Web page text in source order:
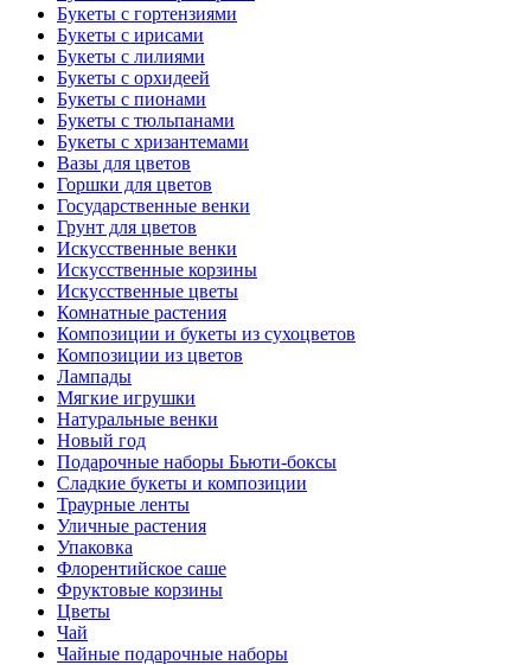
Букеты с гортензиями
Букеты с ирисами
Букеты с лилиями
Букеты с орхидеей
Букеты с пионами
Букеты с тюльпанами
Букеты с хризантемами
Вазы для цветов
Горшки для цветов
Государственные венки
Грунт для цветов
Искусственные венки
Искусственные корзины
Искусственные цветы
Комнатные растения
Композиции и букеты из сухоцветов
Композиции из цветов
Лампады
Мягкие игрушки
Натуральные венки
Новый год
Подарочные наборы Бьюти-боксы
Сладкие букеты и композиции
Траурные ленты
Уличные растения
Упаковка
Флорентийское саше
Фруктовые корзины
Цветы
Чай
Чайные подарочные наборы